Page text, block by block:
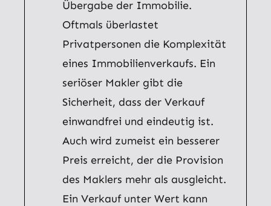
Übergabe der Immobilie.
Oftmals überlastet
Privatpersonen die Komplexität
eines Immobilienverkaufs. Ein
seriöser Makler gibt die
Sicherheit, dass der Verkauf
einwandfrei und eindeutig ist.
Auch wird zumeist ein besserer
Preis erreicht, der die Provision
des Maklers mehr als ausgleicht.
Ein Verkauf unter Wert kann